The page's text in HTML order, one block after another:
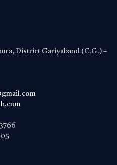
District Gariyaband (C.G.) –